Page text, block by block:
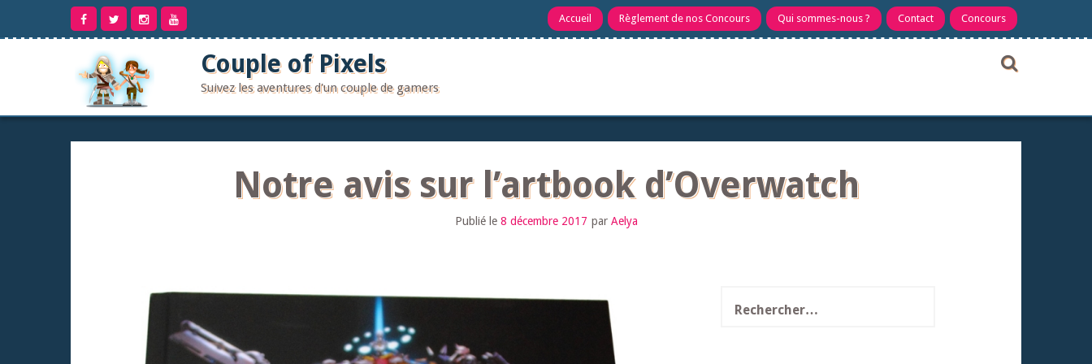
contenu
Accueil Règlement de nos Concours Qui sommes-nous ? Contact Concours
Couple of Pixels
Suivez les aventures d'un couple de gamers
Notre avis sur l’artbook d’Overwatch
Publié le 8 décembre 2017 par Aelya